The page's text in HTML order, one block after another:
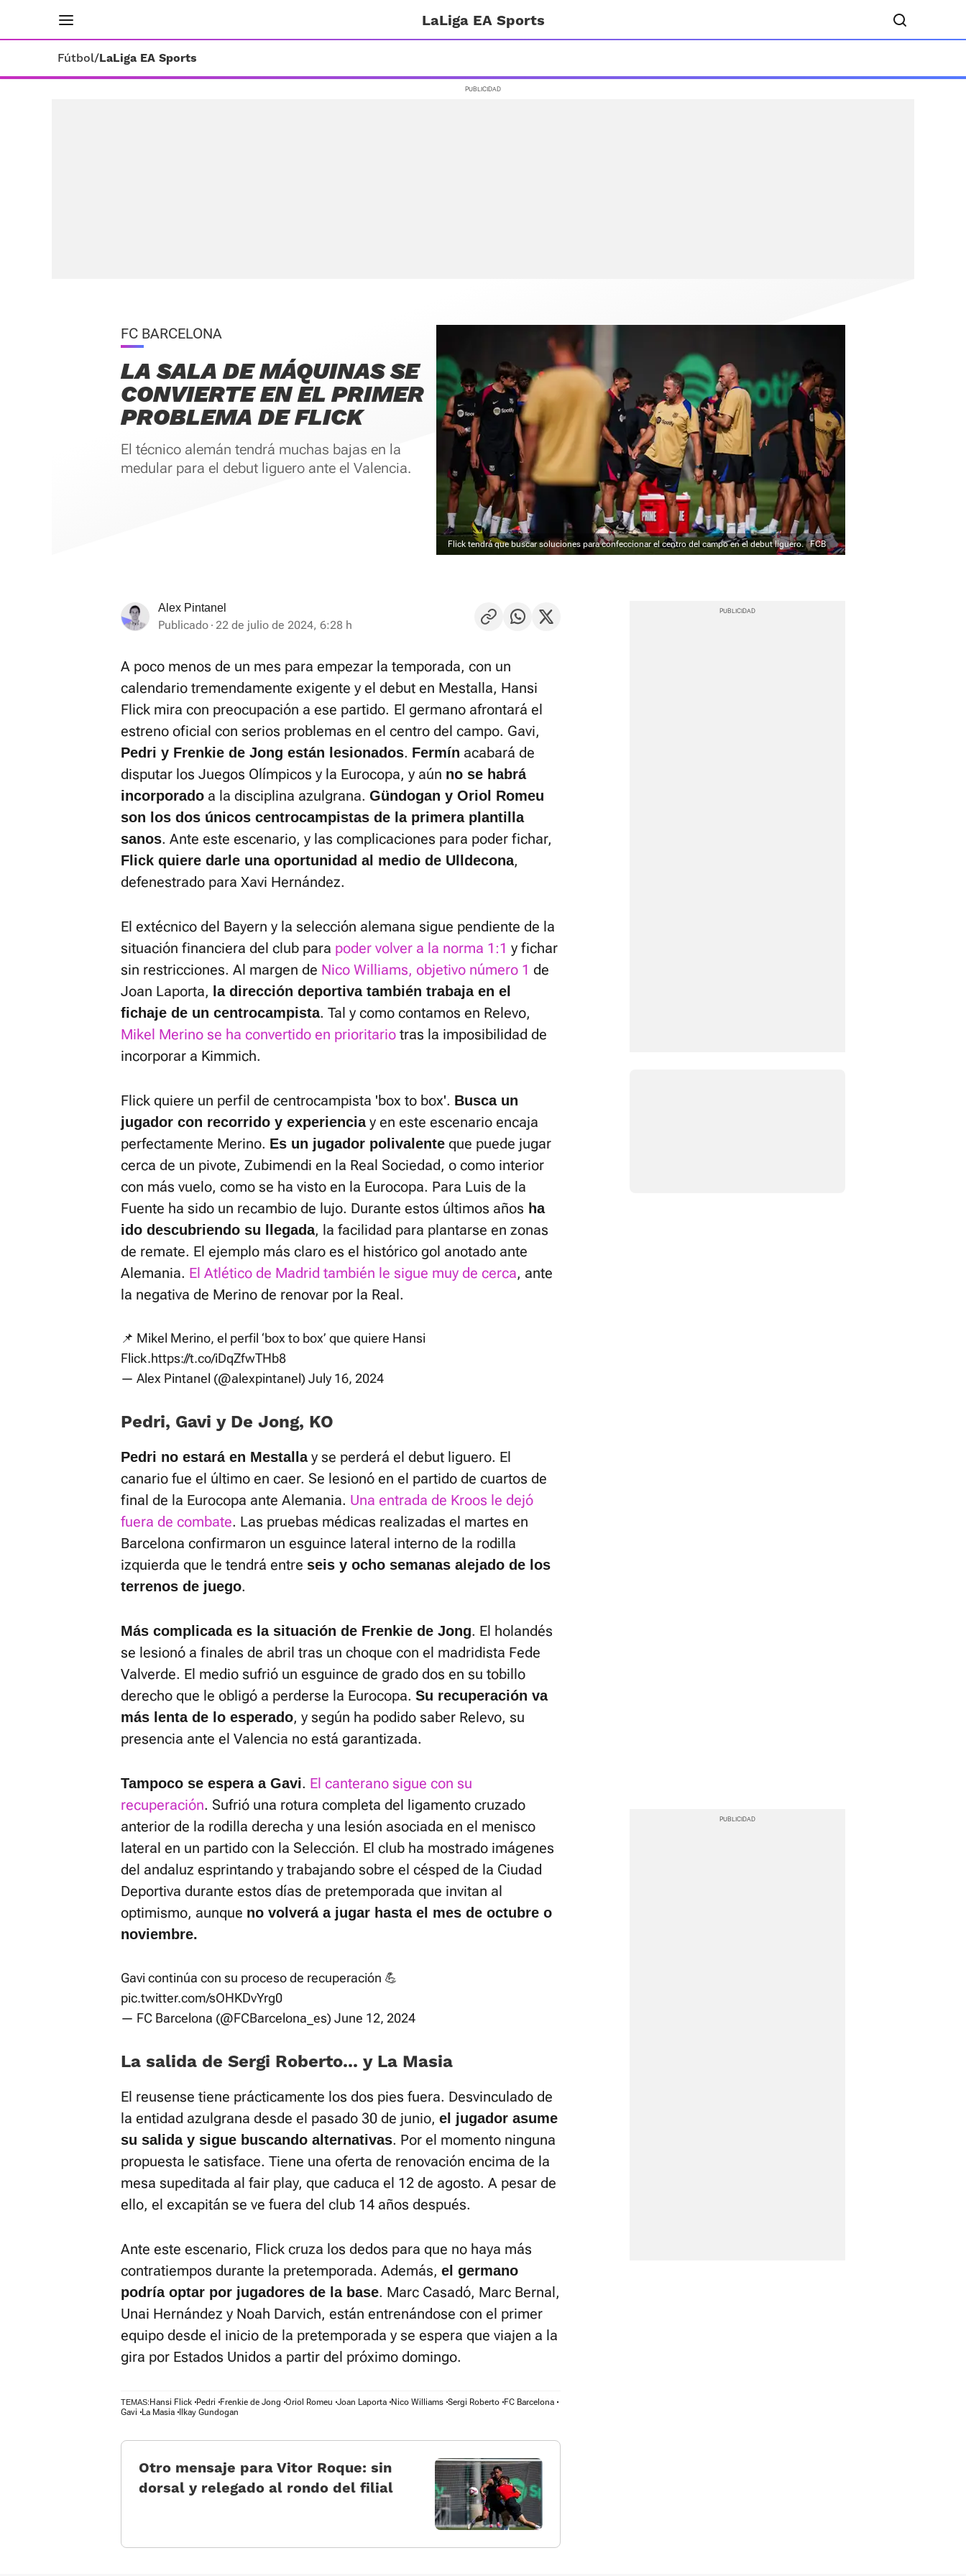
LaLiga EA Sports
Fútbol/LaLiga EA Sports
FC BARCELONA
LA SALA DE MÁQUINAS SE
CONVIERTE EN EL PRIMER
PROBLEMA DE FLICK
El técnico alemán tendrá muchas bajas en la
medular para el debut liguero ante el Valencia.
Flick tendrá que buscar soluciones para confeccionar el centro del campo en el debut liguero. FCB
Alex Pintanel
Publicado 22 de julio de 2024, 6:28 h
A poco menos de un mes para empezar la temporada, con un
calendario tremendamente exigente y el debut en Mestalla, Hansi
Flick mira con preocupación a ese partido. El germano afrontará el
estreno oficial con serios problemas en el centro del campo. Gavi,
Pedri y Frenkie de Jong están lesionados. Fermín acabará de
disputar los Juegos Olímpicos y la Eurocopa, y aún no se habrá
incorporado a la disciplina azulgrana. Gündogan y Oriol Romeu
son los dos únicos centrocampistas de la primera plantilla
sanos. Ante este escenario, y las complicaciones para poder fichar,
Flick quiere darle una oportunidad al medio de Ulldecona,
defenestrado para Xavi Hernández.
El extécnico del Bayern y la selección alemana sigue pendiente de la
situación financiera del club para poder volver a la norma 1:1 y fichar
sin restricciones. Al margen de Nico Williams, objetivo número 1 de
Joan Laporta, la dirección deportiva también trabaja en el
fichaje de un centrocampista. Tal y como contamos en Relevo,
Mikel Merino se ha convertido en prioritario tras la imposibilidad de
incorporar a Kimmich.
Flick quiere un perfil de centrocampista 'box to box'. Busca un
jugador con recorrido y experienciay en este escenario encaja
perfectamente Merino. Es un jugador polivalente que puede jugar
cerca de un pivote, Zubimendi en la Real Sociedad, o como interior
con más vuelo, como se ha visto en la Eurocopa. Para Luis de la
Fuente ha sido un recambio de lujo. Durante estos últimos años ha
ido descubriendo su llegada, la facilidad para plantarse en zonas
de remate. El ejemplo más claro es el histórico gol anotado ante
Alemania. El Atlético de Madrid también le sigue muy de cerca, ante
la negativa de Merino de renovar por la Real.
📌 Mikel Merino, el perfil ‘box to box’ que quiere Hansi
Flick.https://t.co/iDqZfwTHb8
— Alex Pintanel (@alexpintanel) July 16, 2024
Pedri, Gavi y De Jong, KO
Pedri no estará en Mestallay se perderá el debut liguero. El
canario fue el último en caer. Se lesionó en el partido de cuartos de
final de la Eurocopa ante Alemania. Una entrada de Kroos le dejó
fuera de combate. Las pruebas médicas realizadas el martes en
Barcelona confirmaron un esguince lateral interno de la rodilla
izquierda que le tendrá entre seis y ocho semanas alejado de los
terrenos de juego.
Más complicada es la situación de Frenkie de Jong. El holandés
se lesionó a finales de abril tras un choque con el madridista Fede
Valverde. El medio sufrió un esguince de grado dos en su tobillo
derecho que le obligó a perderse la Eurocopa. Su recuperación va
más lenta de lo esperado, y según ha podido saber Relevo, su
presencia ante el Valencia no está garantizada.
Tampoco se espera a Gavi. El canterano sigue con su
recuperación. Sufrió una rotura completa del ligamento cruzado
anterior de la rodilla derecha y una lesión asociada en el menisco
lateral en un partido con la Selección. El club ha mostrado imágenes
del andaluz esprintando y trabajando sobre el césped de la Ciudad
Deportiva durante estos días de pretemporada que invitan al
optimismo, aunque no volverá a jugar hasta el mes de octubre o
noviembre.
Gavi continúa con su proceso de recuperación 💪
pic.twitter.com/sOHKDvYrg0
— FC Barcelona (@FCBarcelona_es) June 12, 2024
La salida de Sergi Roberto... y La Masia
El reusense tiene prácticamente los dos pies fuera. Desvinculado de
la entidad azulgrana desde el pasado 30 de junio, el jugador asume
su salida y sigue buscando alternativas. Por el momento ninguna
propuesta le satisface. Tiene una oferta de renovación encima de la
mesa supeditada al fair play, que caduca el 12 de agosto. A pesar de
ello, el excapitán se ve fuera del club 14 años después.
Ante este escenario, Flick cruza los dedos para que no haya más
contratiempos durante la pretemporada. Además, el germano
podría optar por jugadores de la base. Marc Casadó, Marc Bernal,
Unai Hernández y Noah Darvich, están entrenándose con el primer
equipo desde el inicio de la pretemporada y se espera que viajen a la
gira por Estados Unidos a partir del próximo domingo.
TEMAS: Hansi Flick Pedri Frenkie de Jong Oriol Romeu Joan Laporta Nico Williams Sergi Roberto FC Barcelona
Gavi
La Masia Ilkay Gundogan
Otro mensaje para Vitor Roque: sin
dorsal y relegado al rondo del filial